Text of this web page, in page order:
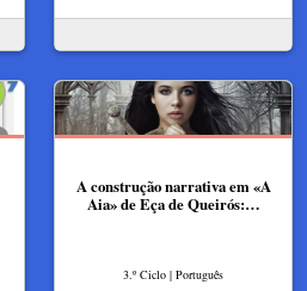
A construção narrativa em «A
Aia» de Eça de Queirós:…
3.º Ciclo | Português